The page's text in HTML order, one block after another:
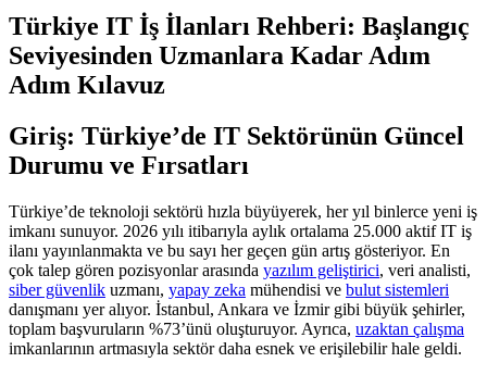
Türkiye IT İş İlanları Rehberi: Başlangıç
Seviyesinden Uzmanlara Kadar Adım
Adım Kılavuz
Giriş: Türkiye’de IT Sektörünün Güncel
Durumu ve Fırsatları
Türkiye’de teknoloji sektörü hızla büyüyerek, her yıl binlerce yeni iş
imkanı sunuyor. 2026 yılı itibarıyla aylık ortalama 25.000 aktif IT iş
ilanı yayınlanmakta ve bu sayı her geçen gün artış gösteriyor. En
çok talep gören pozisyonlar arasında yazılım geliştirici, veri analisti,
siber güvenlik uzmanı, yapay zeka mühendisi ve bulut sistemleri
danışmanı yer alıyor. İstanbul, Ankara ve İzmir gibi büyük şehirler,
toplam başvuruların %73’ünü oluşturuyor. Ayrıca, uzaktan çalışma
imkanlarının artmasıyla sektör daha esnek ve erişilebilir hale geldi.